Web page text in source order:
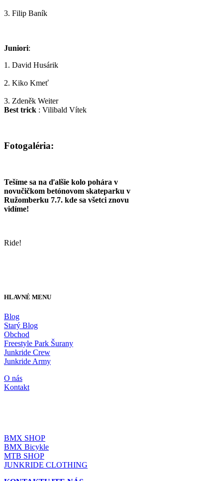
3. Filip Baník
Juniori:
1. David Husárik
2. Kiko Kmeť
3. Zdeněk Weiter
Best trick : Vilibald Vítek
Fotogaléria:
Tešíme sa na ďalšie kolo pohára v
novučičkom betónovom skateparku v
Ružomberku 7.7. kde sa všetci znovu
vidíme!
Ride!
HLAVNÉ MENU
Blog
Starý Blog
Obchod
Freestyle Park Šurany
Junkride Crew
Junkride Army
O nás
Kontakt
BMX SHOP
BMX Bicykle
MTB SHOP
JUNKRIDE CLOTHING